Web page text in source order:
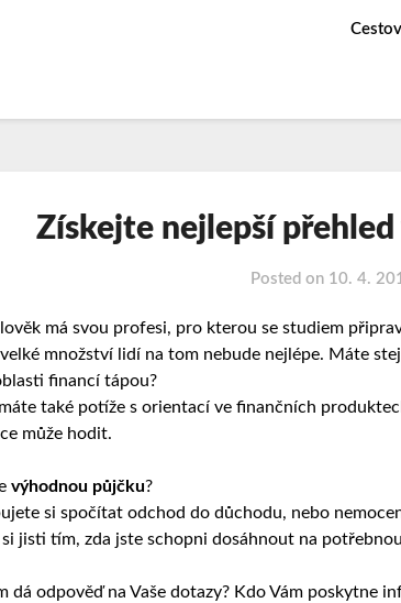
Získejte nejlepší
Posted on 10. 4.
má svou profesi, pro kterou se studiem
množství lidí na tom nebude nejlépe. Máte
financí tápou?
také potíže s orientací ve finančních
může hodit.
výhodnou půjčku?
si spočítat odchod do důchodu, nebo
si jisti tím, zda jste schopni dosáhnout na
dá odpověď na Vaše dotazy? Kdo Vám poskytne